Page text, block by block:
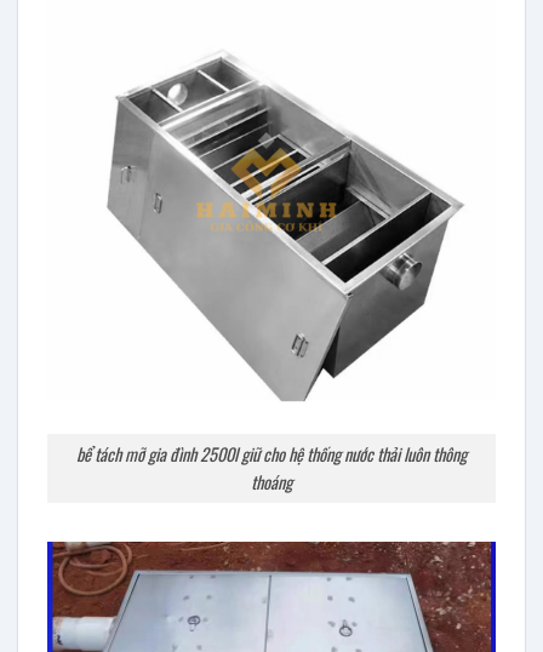
bể tách mỡ gia đình 2500l giữ cho hệ thống nước thải luôn thông
thoáng